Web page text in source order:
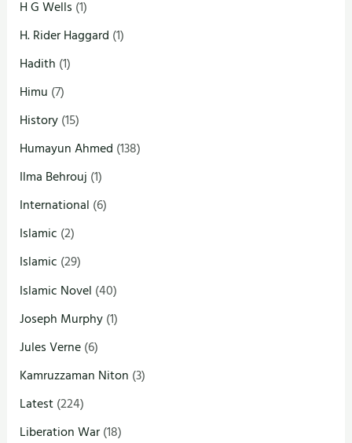
H G Wells (1)
H. Rider Haggard (1)
Hadith (1)
Himu (7)
History(15)
Humayun Ahmed (138)
Ilma Behrouj (1)
International (6)
Islamic (2)
Islamic (29)
Islamic Novel (40)
Joseph Murphy(1)
Jules Verne(6)
Kamruzzaman Niton (3)
Latest(224)
Liberation War(18)